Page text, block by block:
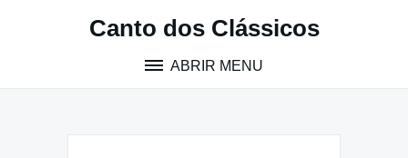
Canto dos Clássicos
ABRIR MENU